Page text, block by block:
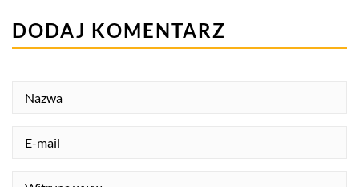
DODAJ KOMENTARZ